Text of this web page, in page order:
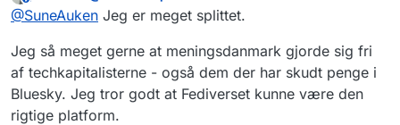
bliver synlige i hinandens feed. Jeg
der boostes herinde. Det burde være
omvendt. Det er boostet, som er
samtaleskabende. 5/
@SuneAuken Jeg er meget splittet.
Jeg så meget gerne at meningsdanmark gjorde sig fri
af techkapitalisterne - også dem der har skudt penge i
Bluesky. Jeg tror godt at Fediverset kunne være den
rigtige platform.